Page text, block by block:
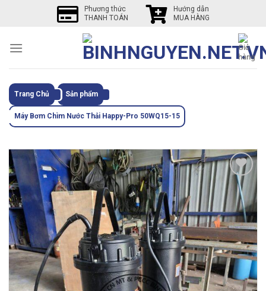
Phương thức
THANH TOÁN
Hướng dẫn
MUA HÀNG
Trang Chủ Sản phẩm
Máy Bơm Chìm Nước Thải Happy-Pro 50WQ15-15